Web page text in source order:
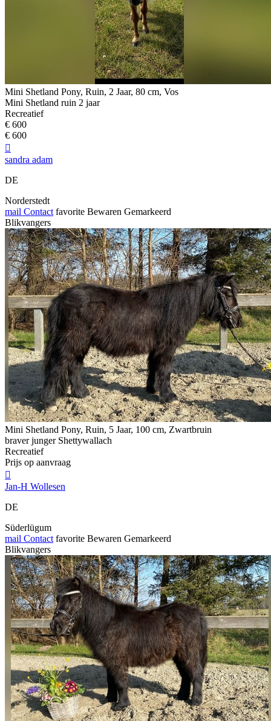
Mini Shetland Pony, Ruin, 2 Jaar, 80 cm, Vos
Mini Shetland ruin 2 jaar
Recreatief
€ 600
€ 600

sandra adam
DE
Norderstedt
mail Contact favorite Bewaren Gemarkeerd
Blikvangers
Mini Shetland Pony, Ruin, 5 Jaar, 100 cm, Zwartbruin
braver junger Shettywallach
Recreatief
Prijs op aanvraag

Jan-H Wollesen
DE
Süderlügum
mail Contact favorite Bewaren Gemarkeerd
Blikvangers